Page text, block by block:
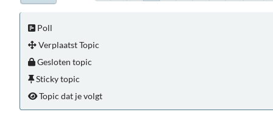
Poll
Verplaatst Topic
Gesloten topic
Sticky topic
Topic dat je volgt